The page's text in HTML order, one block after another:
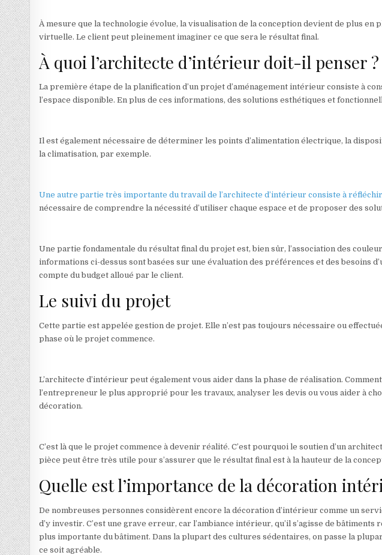
À mesure que la technologie évolue, la visualisation de la conception devient de plus
virtuelle. Le client peut pleinement imaginer ce que sera le résultat final.
À quoi l’architecte d’intérieur doit-il penser ?
La première étape de la planification d’un projet d’aménagement intérieur consiste à
l’espace disponible. En plus de ces informations, des solutions esthétiques et
Il est également nécessaire de déterminer les points d’alimentation électrique, la
la climatisation, par exemple.
Une autre partie très importante du travail de l’architecte d’intérieur consiste à
nécessaire de comprendre la nécessité d’utiliser chaque espace et de proposer des
Une partie fondamentale du résultat final du projet est, bien sûr, l’association des
informations ci-dessus sont basées sur une évaluation des préférences et des besoins
compte du budget alloué par le client.
Le suivi du projet
Cette partie est appelée gestion de projet. Elle n’est pas toujours nécessaire ou
phase où le projet commence.
L’architecte d’intérieur peut également vous aider dans la phase de réalisation.
l’entrepreneur le plus approprié pour les travaux, analyser les devis ou vous aider à
décoration.
C’est là que le projet commence à devenir réalité. C’est pourquoi le soutien d’un
pièce peut être très utile pour s’assurer que le résultat final est à la hauteur de la
Quelle est l’importance de la décoration
De nombreuses personnes considèrent encore la décoration d’intérieur comme un
d’y investir. C’est une grave erreur, car l’ambiance intérieur, qu’il s’agisse de
plus importante du bâtiment. Dans la plupart des cultures sédentaires, on passe la
ce soit agréable.